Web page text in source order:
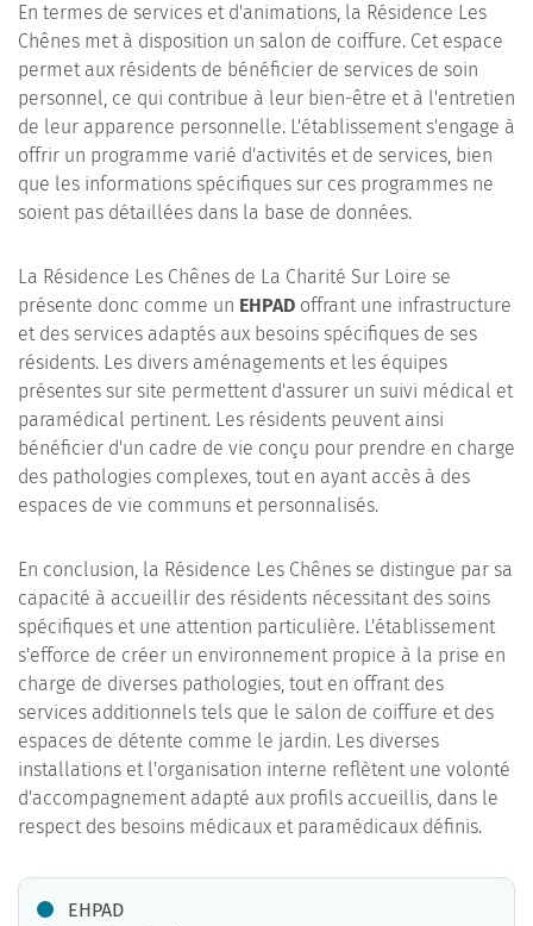
En termes de services et d'animations, la Résidence Les
Chênes met à disposition un salon de coiffure. Cet espace
permet aux résidents de bénéficier de services de soin
personnel, ce qui contribue à leur bien-être et à l'entretien
de leur apparence personnelle. L'établissement s'engage à
offrir un programme varié d'activités et de services, bien
que les informations spécifiques sur ces programmes ne
soient pas détaillées dans la base de données.
La Résidence Les Chênes de La Charité Sur Loire se
présente donc comme un EHPAD offrant une infrastructure
et des services adaptés aux besoins spécifiques de ses
résidents. Les divers aménagements et les équipes
présentes sur site permettent d'assurer un suivi médical et
paramédical pertinent. Les résidents peuvent ainsi
bénéficier d'un cadre de vie conçu pour prendre en charge
des pathologies complexes, tout en ayant accès à des
espaces de vie communs et personnalisés.
En conclusion, la Résidence Les Chênes se distingue par sa
capacité à accueillir des résidents nécessitant des soins
spécifiques et une attention particulière. L'établissement
s'efforce de créer un environnement propice à la prise en
charge de diverses pathologies, tout en offrant des
services additionnels tels que le salon de coiffure et des
espaces de détente comme le jardin. Les diverses
installations et l'organisation interne reflètent une volonté
d'accompagnement adapté aux profils accueillis, dans le
respect des besoins médicaux et paramédicaux définis.
EHPAD